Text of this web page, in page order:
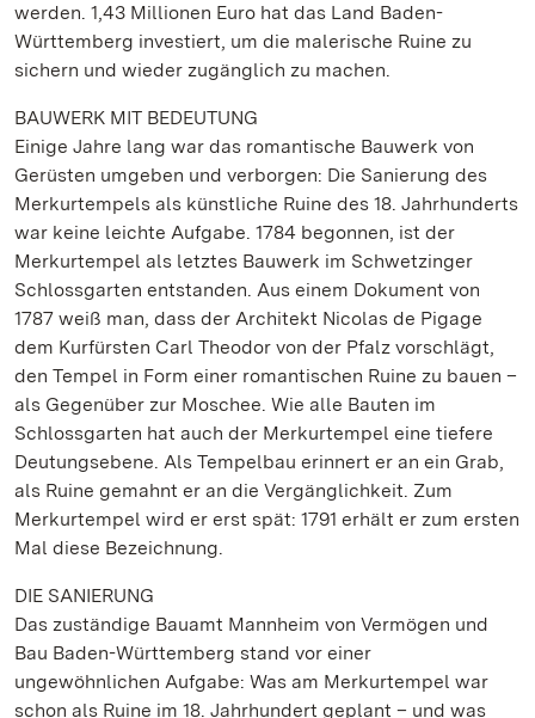
werden. 1,43 Millionen Euro hat das Land Baden-
Württemberg investiert, um die malerische Ruine zu
sichern und wieder zugänglich zu machen.
BAUWERK MIT BEDEUTUNG
Einige Jahre lang war das romantische Bauwerk von
Gerüsten umgeben und verborgen: Die Sanierung des
Merkurtempels als künstliche Ruine des 18. Jahrhunderts
war keine leichte Aufgabe. 1784 begonnen, ist der
Merkurtempel als letztes Bauwerk im Schwetzinger
Schlossgarten entstanden. Aus einem Dokument von
1787 weiß man, dass der Architekt Nicolas de Pigage
dem Kurfürsten Carl Theodor von der Pfalz vorschlägt,
den Tempel in Form einer romantischen Ruine zu bauen –
als Gegenüber zur Moschee. Wie alle Bauten im
Schlossgarten hat auch der Merkurtempel eine tiefere
Deutungsebene. Als Tempelbau erinnert er an ein Grab,
als Ruine gemahnt er an die Vergänglichkeit. Zum
Merkurtempel wird er erst spät: 1791 erhält er zum ersten
Mal diese Bezeichnung.
DIE SANIERUNG
Das zuständige Bauamt Mannheim von Vermögen und
Bau Baden-Württemberg stand vor einer
ungewöhnlichen Aufgabe: Was am Merkurtempel war
schon als Ruine im 18. Jahrhundert geplant – und was